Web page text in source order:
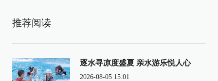
推荐阅读
逐水寻凉度盛夏 亲水游乐悦人心
2026-08-05 15:01